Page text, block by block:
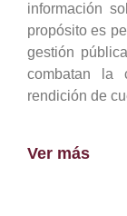
información
propósito es
gestión
combatan la
rendición de
Ver más